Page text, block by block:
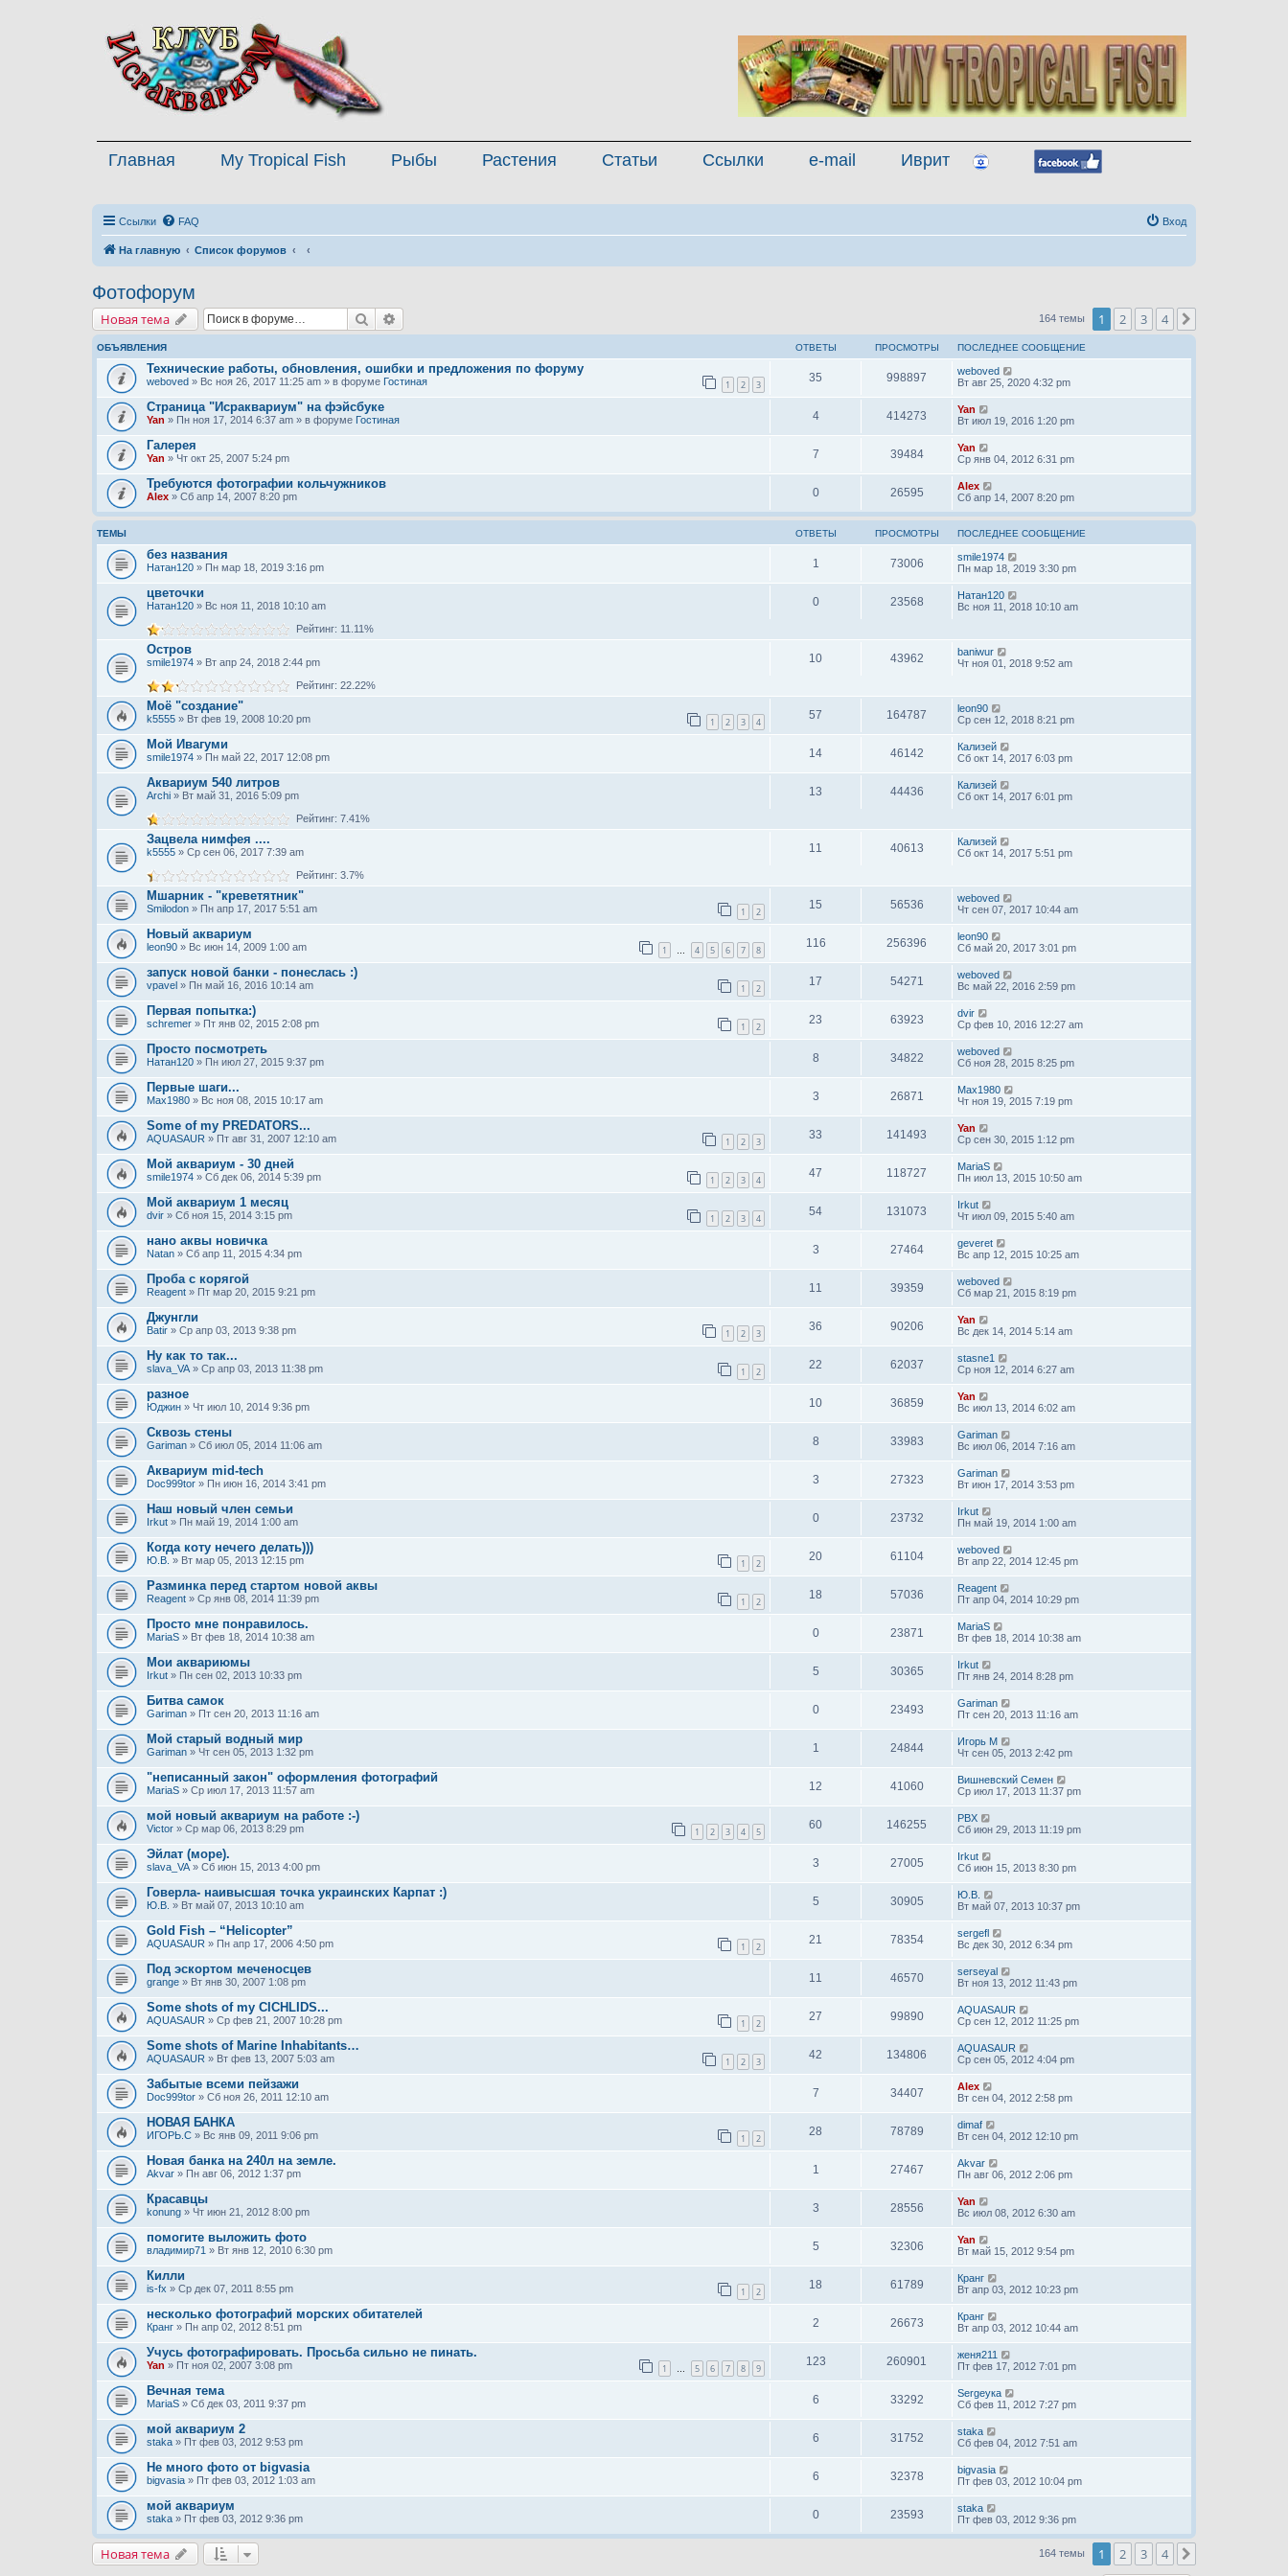
Главная My Tropical Fish Рыбы Растения Статьи Ссылки e-mail Иврит
Ссылки FAQ Вход
На главную Список форумов
Фотофорум
Новая тема Поиск 164 темы 1 2 3 4
ОБЪЯВЛЕНИЯ ОТВЕТЫ ПРОСМОТРЫ ПОСЛЕДНЕЕ СООБЩЕНИЕ
Технические работы, обновления, ошибки и предложения по форуму
weboved » Вс ноя 26, 2017 11:25 am » в форуме Гостиная 1 2 3
35 998897
weboved
Вт авг 25, 2020 4:32 pm
Страница "Исраквариум" на фэйсбуке
Yan » Пн ноя 17, 2014 6:37 am » в форуме Гостиная 4 414273
Yan
Вт июл 19, 2016 1:20 pm
Галерея
Yan » Чт окт 25, 2007 5:24 pm 7 39484
Yan
Ср янв 04, 2012 6:31 pm
Требуются фотографии кольчужников
Alex » Сб апр 14, 2007 8:20 pm 0 26595
Alex
Сб апр 14, 2007 8:20 pm
ТЕМЫ ОТВЕТЫ ПРОСМОТРЫ ПОСЛЕДНЕЕ СООБЩЕНИЕ
без названия
Натан120 » Пн мар 18, 2019 3:16 pm 1 73006
smile1974
Пн мар 18, 2019 3:30 pm
цветочки
Натан120 » Вс ноя 11, 2018 10:10 am
Рейтинг: 11.11%
0 23568
Натан120
Вс ноя 11, 2018 10:10 am
Остров
smile1974 » Вт апр 24, 2018 2:44 pm
Рейтинг: 22.22%
10 43962
baniwur
Чт ноя 01, 2018 9:52 am
Моё "создание"
k5555 » Вт фев 19, 2008 10:20 pm 1 2 3 4
57 164787
leon90
Ср сен 12, 2018 8:21 pm
Мой Ивагуми
smile1974 » Пн май 22, 2017 12:08 pm 14 46142
Кализей
Сб окт 14, 2017 6:03 pm
Аквариум 540 литров
Archi » Вт май 31, 2016 5:09 pm
Рейтинг: 7.41%
13 44436
Кализей
Сб окт 14, 2017 6:01 pm
Зацвела нимфея ....
k5555 » Ср сен 06, 2017 7:39 am
Рейтинг: 3.7%
11 40613
Кализей
Сб окт 14, 2017 5:51 pm
Мшарник - "креветятник"
Smilodon » Пн апр 17, 2017 5:51 am 1 2
15 56536
weboved
Чт сен 07, 2017 10:44 am
Новый аквариум
leon90 » Вс июн 14, 2009 1:00 am 1 … 4 5 6 7 8
116 256396
leon90
Сб май 20, 2017 3:01 pm
запуск новой банки - понеслась :)
vpavel » Пн май 16, 2016 10:14 am 1 2
17 54271
weboved
Вс май 22, 2016 2:59 pm
Первая попытка:)
schremer » Пт янв 02, 2015 2:08 pm 1 2
23 63923
dvir
Ср фев 10, 2016 12:27 am
Просто посмотреть
Натан120 » Пн июл 27, 2015 9:37 pm 8 34822
weboved
Сб ноя 28, 2015 8:25 pm
Первые шаги...
Max1980 » Вс ноя 08, 2015 10:17 am 3 26871
Max1980
Чт ноя 19, 2015 7:19 pm
Some of my PREDATORS...
AQUASAUR » Пт авг 31, 2007 12:10 am 1 2 3
33 141493
Yan
Ср сен 30, 2015 1:12 pm
Мой аквариум - 30 дней
smile1974 » Сб дек 06, 2014 5:39 pm 1 2 3 4
47 118727
MariaS
Пн июл 13, 2015 10:50 am
Мой аквариум 1 месяц
dvir » Сб ноя 15, 2014 3:15 pm 1 2 3 4
54 131073
Irkut
Чт июл 09, 2015 5:40 am
нано аквы новичка
Natan » Сб апр 11, 2015 4:34 pm 3 27464
geveret
Вс апр 12, 2015 10:25 am
Проба с корягой
Reagent » Пт мар 20, 2015 9:21 pm 11 39359
weboved
Сб мар 21, 2015 8:19 pm
Джунгли
Batir » Ср апр 03, 2013 9:38 pm 1 2 3
36 90206
Yan
Вс дек 14, 2014 5:14 am
Ну как то так...
slava_VA » Ср апр 03, 2013 11:38 pm 1 2
22 62037
stasne1
Ср ноя 12, 2014 6:27 am
разное
Юджин » Чт июл 10, 2014 9:36 pm 10 36859
Yan
Вс июл 13, 2014 6:02 am
Сквозь стены
Gariman » Сб июл 05, 2014 11:06 am 8 33983
Gariman
Вс июл 06, 2014 7:16 am
Аквариум mid-tech
Doc999tor » Пн июн 16, 2014 3:41 pm 3 27323
Gariman
Вт июн 17, 2014 3:53 pm
Наш новый член семьи
Irkut » Пн май 19, 2014 1:00 am 0 23732
Irkut
Пн май 19, 2014 1:00 am
Когда коту нечего делать)))
Ю.В. » Вт мар 05, 2013 12:15 pm 1 2
20 61104
weboved
Вт апр 22, 2014 12:45 pm
Разминка перед стартом новой аквы
Reagent » Ср янв 08, 2014 11:39 pm 1 2
18 57036
Reagent
Пт апр 04, 2014 10:29 pm
Просто мне понравилось.
MariaS » Вт фев 18, 2014 10:38 am 0 23871
MariaS
Вт фев 18, 2014 10:38 am
Мои аквариюмы
Irkut » Пн сен 02, 2013 10:33 pm 5 30365
Irkut
Пт янв 24, 2014 8:28 pm
Битва самок
Gariman » Пт сен 20, 2013 11:16 am 0 23493
Gariman
Пт сен 20, 2013 11:16 am
Мой старый водный мир
Gariman » Чт сен 05, 2013 1:32 pm 1 24844
Игорь М
Чт сен 05, 2013 2:42 pm
"неписанный закон" оформления фотографий
MariaS » Ср июл 17, 2013 11:57 am 12 41060
Вишневский Семен
Ср июл 17, 2013 11:37 pm
мой новый аквариум на работе :-)
Victor » Ср мар 06, 2013 8:29 pm 1 2 3 4 5
60 146255
PBX
Сб июн 29, 2013 11:19 pm
Эйлат (море).
slava_VA » Сб июн 15, 2013 4:00 pm 3 27005
Irkut
Сб июн 15, 2013 8:30 pm
Говерла- наивысшая точка украинских Карпат :)
Ю.В. » Вт май 07, 2013 10:10 am 5 30905
Ю.В.
Вт май 07, 2013 10:37 pm
Gold Fish – “Helicopter”
AQUASAUR » Пн апр 17, 2006 4:50 pm 1 2
21 78354
sergefl
Вс дек 30, 2012 6:34 pm
Под эскортом меченосцев
grange » Вт янв 30, 2007 1:08 pm 11 46570
serseyal
Вт ноя 13, 2012 11:43 pm
Some shots of my CICHLIDS...
AQUASAUR » Ср фев 21, 2007 10:28 pm 1 2
27 99890
AQUASAUR
Ср сен 12, 2012 11:25 pm
Some shots of Marine Inhabitants…
AQUASAUR » Вт фев 13, 2007 5:03 am 1 2 3
42 134806
AQUASAUR
Ср сен 05, 2012 4:04 pm
Забытые всеми пейзажи
Doc999tor » Сб ноя 26, 2011 12:10 am 7 34407
Alex
Вт сен 04, 2012 2:58 pm
НОВАЯ БАНКА
ИГОРЬ.C » Вс янв 09, 2011 9:06 pm 1 2
28 78789
dimaf
Вт сен 04, 2012 12:10 pm
Новая банка на 240л на земле.
Akvar » Пн авг 06, 2012 1:37 pm 1 27467
Akvar
Пн авг 06, 2012 2:06 pm
Красавцы
konung » Чт июн 21, 2012 8:00 pm 3 28556
Yan
Вс июл 08, 2012 6:30 am
помогите выложить фото
владимир71 » Вт янв 12, 2010 6:30 pm 5 32306
Yan
Вт май 15, 2012 9:54 pm
Килли
is-fx » Ср дек 07, 2011 8:55 pm 1 2
18 61789
Кранг
Вт апр 03, 2012 10:23 pm
несколько фотографий морских обитателей
Кранг » Пн апр 02, 2012 8:51 pm 2 26673
Кранг
Вт апр 03, 2012 10:44 am
Учусь фотографировать. Просьба сильно не пинать.
Yan » Пт ноя 02, 2007 3:08 pm 1 … 5 6 7 8 9
123 260901
женя211
Пт фев 17, 2012 7:01 pm
Вечная тема
MariaS » Сб дек 03, 2011 9:37 pm 6 33292
Sergeyка
Сб фев 11, 2012 7:27 pm
мой аквариум 2
staka » Пт фев 03, 2012 9:53 pm 6 31752
staka
Сб фев 04, 2012 7:51 am
Не много фото от bigvasia
bigvasia » Пт фев 03, 2012 1:03 am 6 32378
bigvasia
Пт фев 03, 2012 10:04 pm
мой аквариум
staka » Пт фев 03, 2012 9:36 pm 0 23593
staka
Пт фев 03, 2012 9:36 pm
Новая тема 164 темы 1 2 3 4